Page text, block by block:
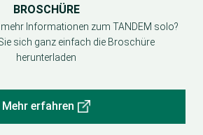
BROSCHÜRE
Informationen zum TANDEM solo?
sich ganz einfach die Broschüre
herunterladen
Mehr erfahren